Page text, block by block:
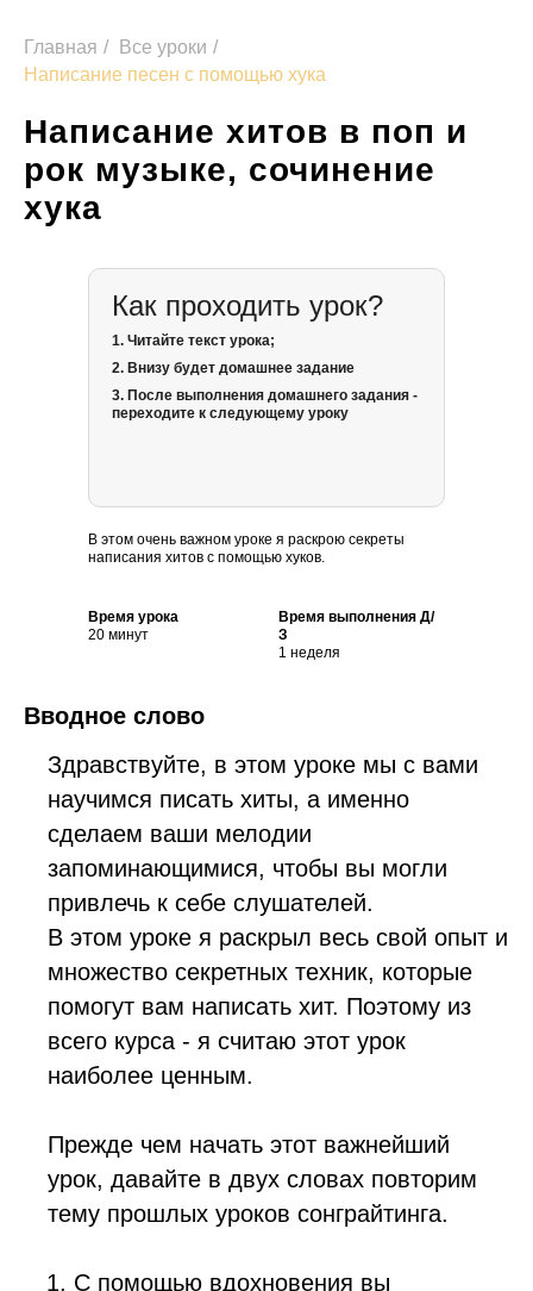
Главная / Все уроки /
Написание песен с помощью хука
Написание хитов в поп и
рок музыке, сочинение
хука
Как проходить урок?
Время выполнения Д/
З
1 неделя
Время урока
20 минут
В этом очень важном уроке я раскрою секреты
написания хитов с помощью хуков.
3. После выполнения домашнего задания -
переходите к следующему уроку
2. Внизу будет домашнее задание
1. Читайте текст урока;
Вводное слово
Здравствуйте, в этом уроке мы с вами
научимся писать хиты, а именно
сделаем ваши мелодии
запоминающимися, чтобы вы могли
привлечь к себе слушателей.
В этом уроке я раскрыл весь свой опыт и
множество секретных техник, которые
помогут вам написать хит. Поэтому из
всего курса - я считаю этот урок
наиболее ценным.
Прежде чем начать этот важнейший
урок, давайте в двух словах повторим
тему прошлых уроков сонграйтинга.
C помощью вдохновения вы